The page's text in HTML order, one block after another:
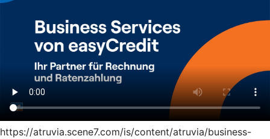
https://atruvia.scene7.com/is/content/atruvia/business-